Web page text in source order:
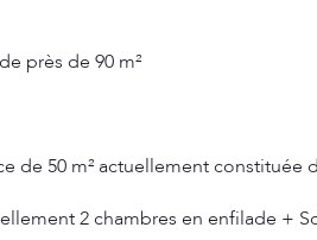
près de 90 m²
de 50 m² actuellement
2 chambres en enfilade +